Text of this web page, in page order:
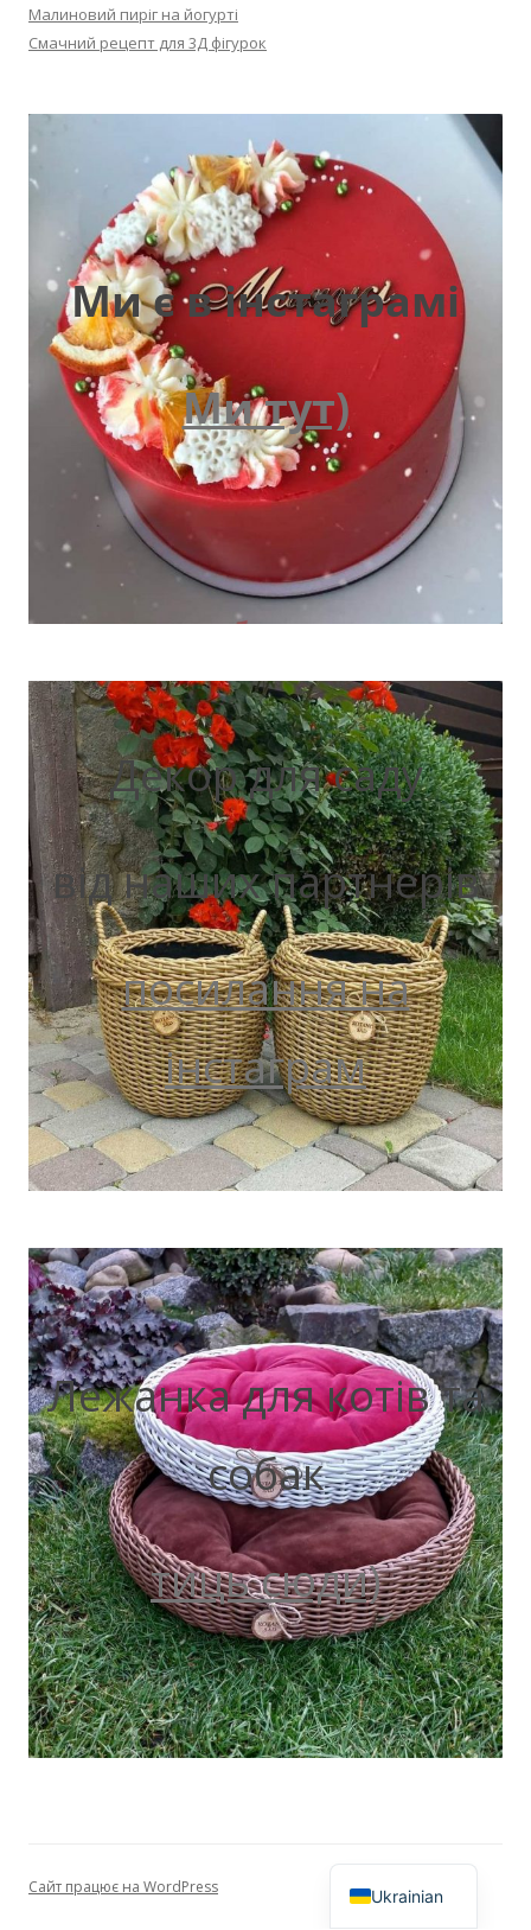
Малиновий пиріг на йогурті
Смачний рецепт для 3Д фігурок
Ми є в інстаграмі
Ми тут)
Декор для саду
від наших партнерів
посилання на
інстаграм
Лежанка для котів та
собак
тиць сюди)
Сайт працює на WordPress Ukrainian